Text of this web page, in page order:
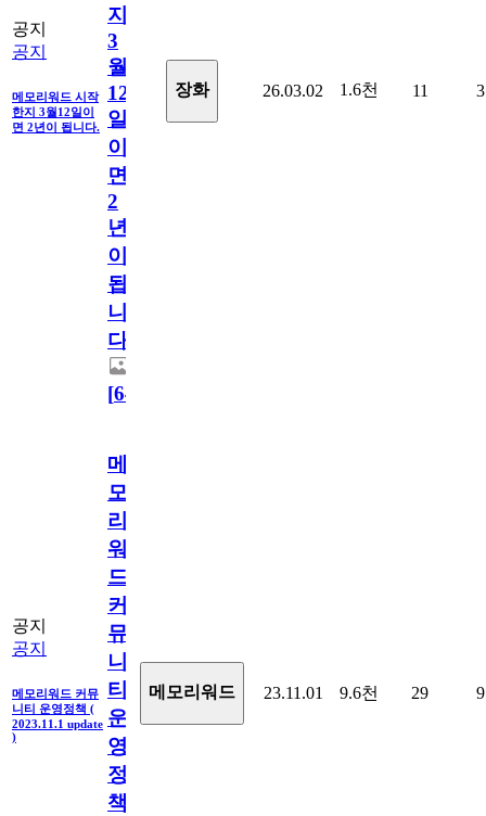
공지
공지
메모리워드 시작
한지 3월12일이
면 2년이 됩니다.
지
3
월
12
일
이
면
2
년
이
됩
니
다.
[64
장화 26.03.02 1.6천 11 3
공지
공지
메모리워드 커뮤
니티 운영정책 (
2023.11.1 update
)
메
모
리
워
드
커
뮤
니
티
운
영
정
책
메모리워드 23.11.01 9.6천 29 9